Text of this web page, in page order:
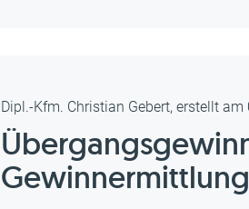
Dipl.-Kfm. Christian Gebert, erstellt am